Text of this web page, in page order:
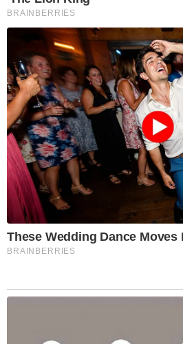
BRAINBERRIES
These Wedding Dance Moves
BRAINBERRIES